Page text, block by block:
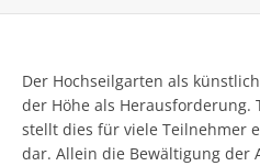
Der Hochseilgarten als
der Höhe als Herausforderung.
stellt dies für viele Teilnehmer
dar. Allein die Bewältigung der